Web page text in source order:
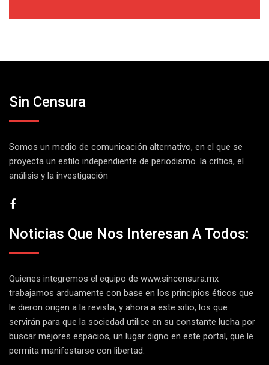
Sin Censura
Somos un medio de comunicación alternativo, en el que se
proyecta un estilo independiente de periodismo. la crítica, el
análisis y la investigación
Noticias Que Nos Interesan A Todos:
Quienes integremos el equipo de www.sincensura.mx
trabajamos arduamente con base en los principios éticos que
le dieron origen a la revista, y ahora a este sitio, los que
servirán para que la sociedad utilice en su constante lucha por
buscar mejores espacios, un lugar digno en este portal, que le
permita manifestarse con libertad.